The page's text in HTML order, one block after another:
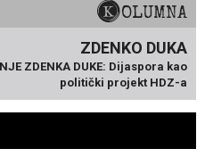
KOLUMNA
ZDENKO DUKA
ZDENKA DUKE: Dijaspora kao
politički projekt HDZ-a